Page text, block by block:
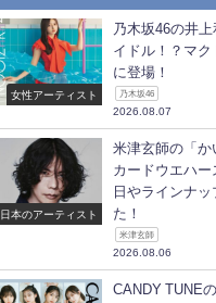
女性アーティスト
乃木坂46の井
イドル！？マク
に登場！
乃木坂46
2026.08.07
日本のアーティスト
米津玄師の「か
カードウエハー
日やラインナ
た！
米津玄師
2026.08.06
CANDY TUNE